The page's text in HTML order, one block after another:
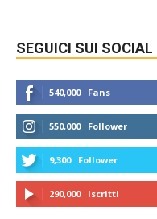
SEGUICI SUI SOCIAL
540,000 Fans
550,000 Follower
9,300 Follower
290,000 Iscritti